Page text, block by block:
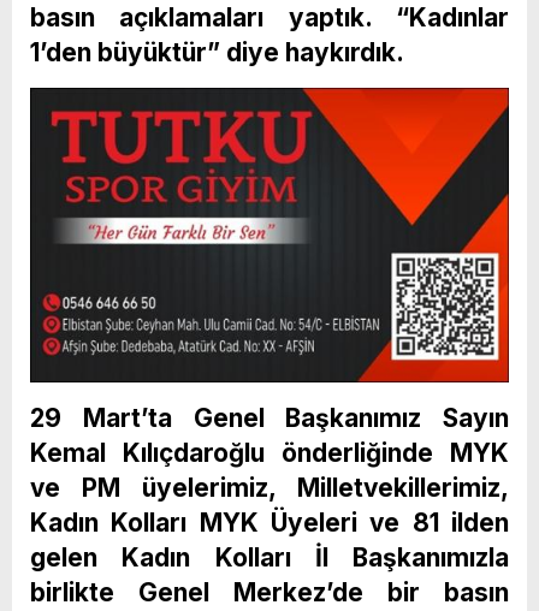
basın açıklamaları yaptık. “Kadınlar
1’den büyüktür” diye haykırdık.
29 Mart’ta Genel Başkanımız Sayın
Kemal Kılıçdaroğlu önderliğinde MYK
ve PM üyelerimiz, Milletvekillerimiz,
Kadın Kolları MYK Üyeleri ve 81 ilden
gelen Kadın Kolları İl Başkanımızla
birlikte Genel Merkez’de bir basın